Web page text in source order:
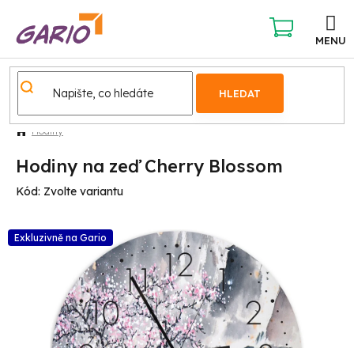
obsah
HLEDAT
NÁKUPNÍ
KOŠÍK
Hodiny
Hodiny na zeď Cherry Blossom
Kód: Zvolte variantu
Exkluzivně na Gario